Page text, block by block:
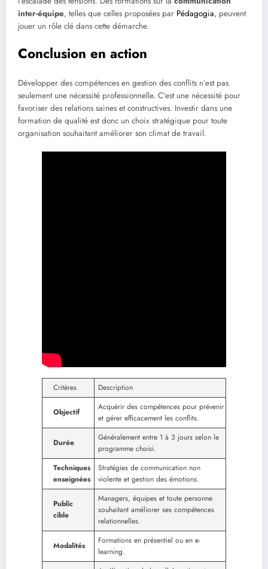
inter-équipe, telles que celles proposées par Pédagogia, peuvent
jouer un rôle clé dans cette démarche.
Conclusion en action
Développer des compétences en gestion des conflits n’est pas
seulement une nécessité professionnelle. C’est une nécessité pour
favoriser des relations saines et constructives. Investir dans une
formation de qualité est donc un choix stratégique pour toute
organisation souhaitant améliorer son climat de travail.
Critères Description
Objectif
Acquérir des compétences pour prévenir
et gérer efficacement les conflits.
Durée
Généralement entre 1 à 3 jours selon le
programme choisi.
Techniques
enseignées
Stratégies de communication non
violente et gestion des émotions.
Public
cible
Managers, équipes et toute personne
souhaitant améliorer ses compétences
relationnelles.
Modalités
Formations en présentiel ou en e-
learning.